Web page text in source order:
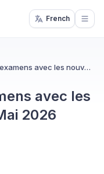
French
Réorganiser mes examens avec les nouveaux dossiers - Mai 2026
avec les
2026